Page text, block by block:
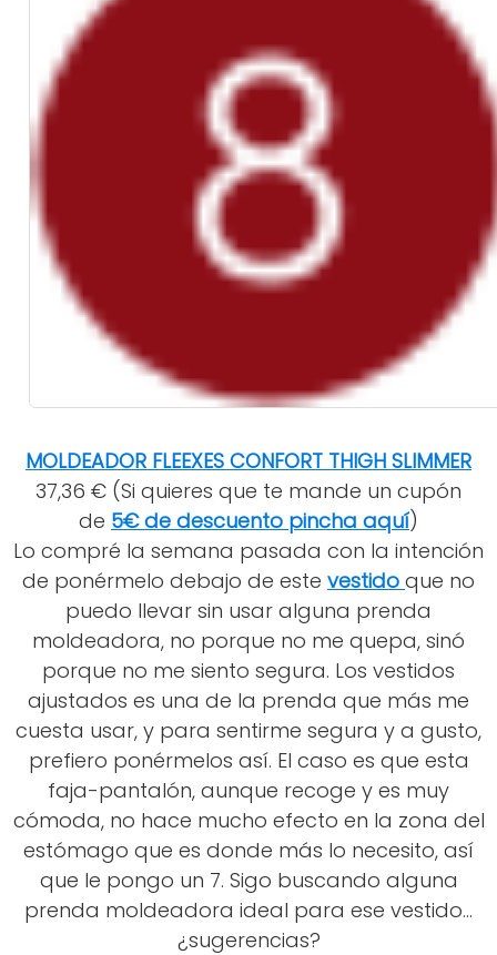
MOLDEADOR FLEEXES CONFORT THIGH SLIMMER
37,36 € (Si quieres que te mande un cupón
de 5€ de descuento pincha aquí)
Lo compré la semana pasada con la intención
de ponérmelo debajo de este vestido que no
puedo llevar sin usar alguna prenda
moldeadora, no porque no me quepa, sinó
porque no me siento segura. Los vestidos
ajustados es una de la prenda que más me
cuesta usar, y para sentirme segura y a gusto,
prefiero ponérmelos así. El caso es que esta
faja-pantalón, aunque recoge y es muy
cómoda, no hace mucho efecto en la zona del
estómago que es donde más lo necesito, así
que le pongo un 7. Sigo buscando alguna
prenda moldeadora ideal para ese vestido...
¿sugerencias?